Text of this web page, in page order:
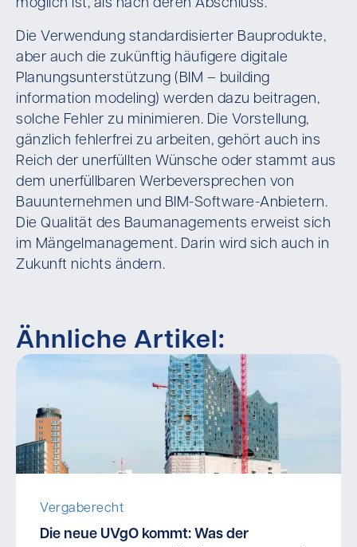
möglich ist, als nach deren Abschluss.
Die Verwendung standardisierter Bauprodukte,
aber auch die zukünftig häufigere digitale
Planungsunterstützung (BIM – building
information modeling) werden dazu beitragen,
solche Fehler zu minimieren. Die Vorstellung,
gänzlich fehlerfrei zu arbeiten, gehört auch ins
Reich der unerfüllten Wünsche oder stammt aus
dem unerfüllbaren Werbeversprechen von
Bauunternehmen und BIM-Software-Anbietern.
Die Qualität des Baumanagements erweist sich
im Mängelmanagement. Darin wird sich auch in
Zukunft nichts ändern.
Ähnliche Artikel:
Vergaberecht
Die neue UVgO kommt: Was der